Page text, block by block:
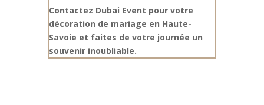
Contactez Dubai Event pour votre
décoration de mariage en Haute-
Savoie et faites de votre journée un
souvenir inoubliable.